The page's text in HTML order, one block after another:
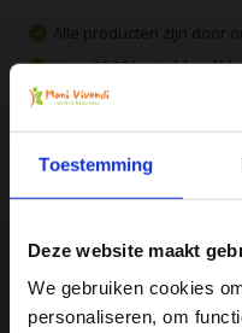
Toestemming
Deze website maakt
We gebruiken cookies
personaliseren, om
Alle producten zijn door
Voor 16:00 besteld,
Gratis verzending vanaf €
Productomschrijving
Reviews